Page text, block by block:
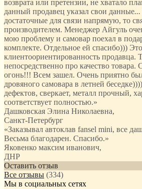
возврата или претензии, не хватало
данный продавец указал свои данные...
достаточные для связи напрямую, то
производителем. Менеджер Айгуль
мою проблему и самовар поехал в
комплекте. Отдельное ей спасибо))) Это
клиентоориентированность продавца.
непосредственно про качество товара.
огонь!!! Всем зашел. Очень приятно
дровяного самовара в летней
дефектов, сверкает, металл прочный,
соответствует полностью.»
Дашковская Элина Николаевна,
Санкт-Петербург
«Заказывал автоклав fansel mini, все
Весьма благодарен. Спасибо.»
Яковенко максим иванович,
ДНР
Оставить отзыв
Все отзывы (334)
Мы в социальных сетях